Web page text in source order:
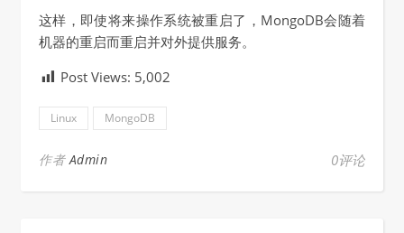
这样，即使将来操作系统被重启了，MongoDB会随着
机器的重启而重启并对外提供服务。
Post Views: 5,002
Linux MongoDB
作者Admin 0评论